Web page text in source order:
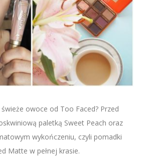
owoce od Too Faced? Przed
paletką Sweet Peach oraz
wykończeniu, czyli pomadki
Matte w pełnej krasie.